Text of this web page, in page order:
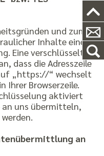
und zum
Inhalte eine
Eine verschlüsselte
dass die Adresszeile
„https://“ wechselt
Ihrer Browserzeile.
aktiviert
an uns übermitteln,
an